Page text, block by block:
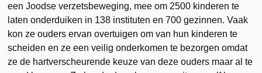
een Joodse verzetsbeweging, mee om 2500 kinderen te
laten onderduiken in 138 instituten en 700 gezinnen. Vaak
kon ze ouders ervan overtuigen om van hun kinderen te
scheiden en ze een veilig onderkomen te bezorgen omdat
ze de hartverscheurende keuze van deze ouders maar al te